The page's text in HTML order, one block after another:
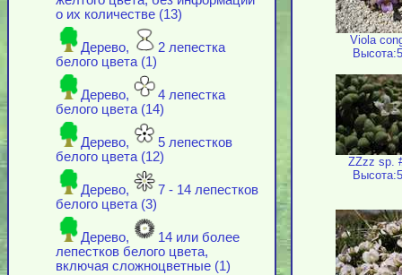
о их количестве (13)
Дерево,
2 лепестка
белого цвета (1)
Дерево,
4 лепестка
белого цвета (14)
Дерево,
5 лепестков
белого цвета (12)
Дерево,
7 - 14 лепестков
белого цвета (3)
Дерево,
14 или более
лепестков белого цвета,
включая cложноцветные (1)
Viola
ZZzz sp.